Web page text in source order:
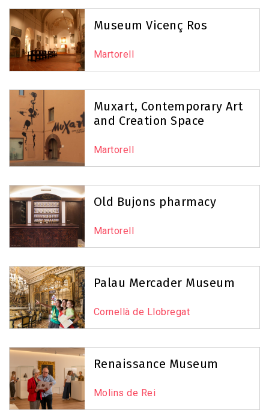
Museum Vicenç Ros
Martorell
Muxart, Contemporary Art
and Creation Space
Martorell
Old Bujons pharmacy
Martorell
Palau Mercader Museum
Cornellà de Llobregat
Renaissance Museum
Molins de Rei